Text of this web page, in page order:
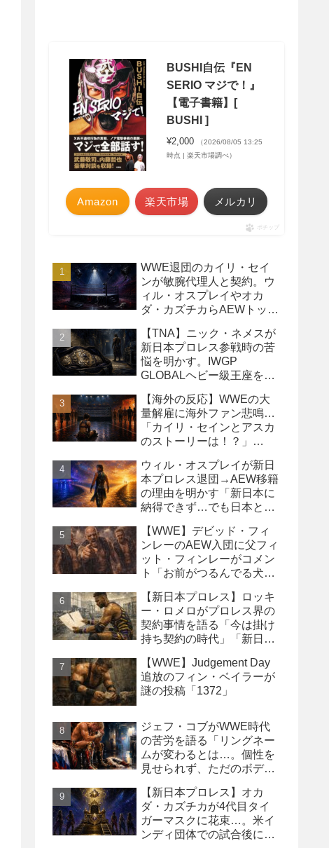
BUSHI自伝『EN
SERIO マジで！』
【電子書籍】[
BUSHI ]
¥2,000
（2026/08/05 13:25
時点 | 楽天市場調べ）
Amazon 楽天市場 メルカリ
ポチップ
WWE退団のカイリ・セイ
ンが敏腕代理人と契約。ウ
ィル・オスプレイやオカ
ダ・カズチカらAEWトップ
【TNA】ニック・ネメスが
新日本プロレス参戦時の苦
悩を明かす。IWGP
GLOBALヘビー級王座を
挫
【海外の反応】WWEの大
量解雇に海外ファン悲鳴…
「カイリ・セインとアスカ
のストーリーは！？」
の犠牲になった」
ウィル・オスプレイが新日
本プロレス退団→AEW移籍
の理由を明かす「新日本に
納得できず…でも日本との
【WWE】デビッド・フィ
ンレーのAEW入団に父フィ
ット・フィンレーがコメン
ト「お前がつるんでる犬連
【新日本プロレス】ロッキ
ー・ロメロがプロレス界の
契約事情を語る「今は掛け
持ち契約の時代」「新日本
るべき」
【WWE】Judgement Day
追放のフィン・ベイラーが
謎の投稿「1372」
ジェフ・コブがWWE時代
の苦労を語る「リングネー
ムが変わるとは…。個性を
見せられず、ただのボディ
【新日本プロレス】オカ
ダ・カズチカが4代目タイ
ガーマスクに花束…。米イ
ンディ団体での試合後にサ